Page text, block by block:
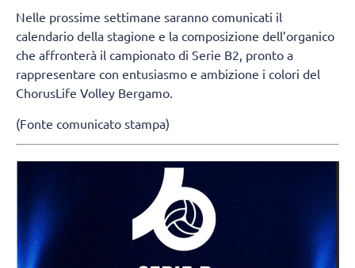
Nelle prossime settimane saranno comunicati il
calendario della stagione e la composizione dell’organico
che affronterà il campionato di Serie B2, pronto a
rappresentare con entusiasmo e ambizione i colori del
ChorusLife Volley Bergamo.
(Fonte comunicato stampa)